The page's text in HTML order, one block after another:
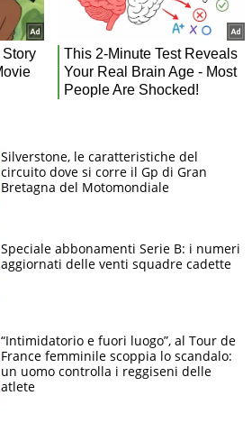
Silverstone, le caratteristiche del
circuito dove si corre il Gp di Gran
Bretagna del Motomondiale
Speciale abbonamenti Serie B: i numeri
aggiornati delle venti squadre cadette
“Intimidatorio e fuori luogo”, al Tour de
France femminile scoppia lo scandalo:
un uomo controlla i reggiseni delle
atlete